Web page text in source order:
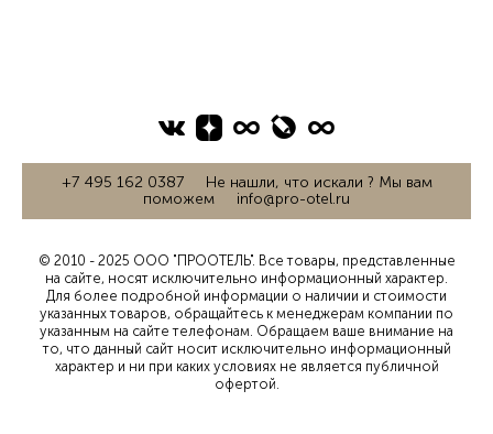
+7 495 162 0387 Не нашли, что искали ? Мы вам
поможем info@pro-otel.ru
© 2010 - 2025 ООО "ПРООТЕЛЬ". Все товары, представленные
на сайте, носят исключительно информационный характер.
Для более подробной информации о наличии и стоимости
указанных товаров, обращайтесь к менеджерам компании по
указанным на сайте телефонам. Обращаем ваше внимание на
то, что данный сайт носит исключительно информационный
характер и ни при каких условиях не является публичной
офертой.